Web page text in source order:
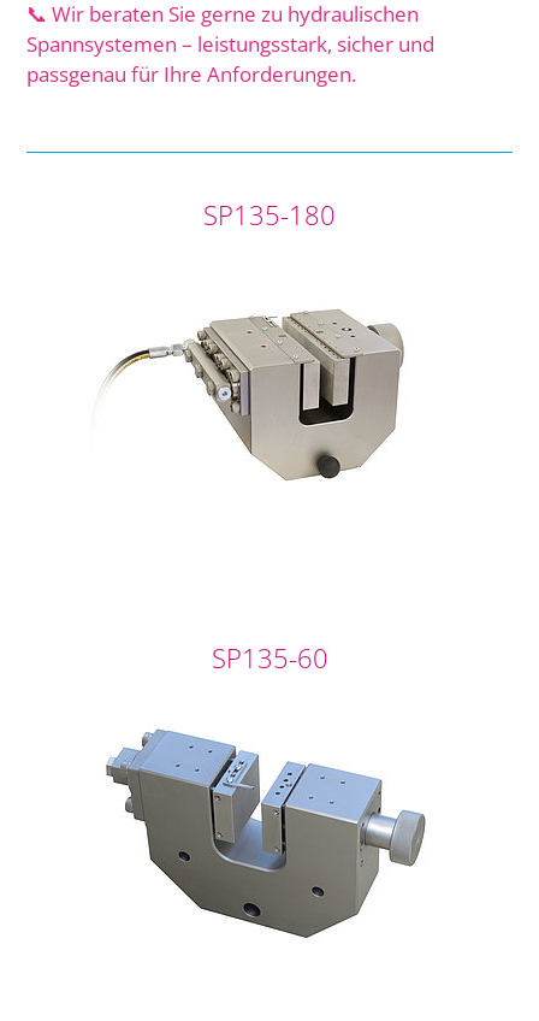
📞 Wir beraten Sie gerne zu hydraulischen
Spannsystemen – leistungsstark, sicher und
passgenau für Ihre Anforderungen.
SP135-180
SP135-60